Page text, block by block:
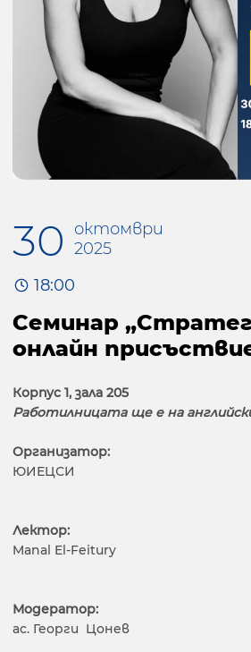
30
октомври
2025
18:00
Семинар
онлайн
Корпус 1, зала 205
Работилницата ще е на
Организатор:
ЮИЕЦСИ
Лектор:
Manal El-Feitury
Модератор:
ас. Георги Цонев